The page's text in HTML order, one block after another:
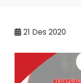
21 Des 2020